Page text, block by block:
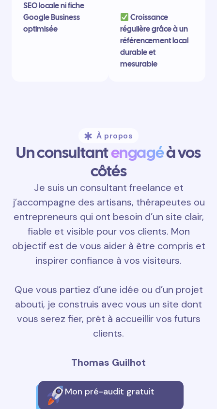
SEO locale ni fiche
Google Business
optimisée
Croissance
régulière grâce à un
référencement local
durable et
mesurable
À propos
Un consultantengagéà vos
côtés
Je suis un consultant freelance et
j’accompagne des artisans, thérapeutes ou
entrepreneurs qui ont besoin d’un site clair,
fiable et visible pour vos clients. Mon
objectif est de vous aider à être compris et
inspirer confiance à vos visiteurs.
Que vous partiez d’une idée ou d’un projet
abouti, je construis avec vous un site dont
vous serez fier, prêt à accueillir vos futurs
clients.
Thomas Guilhot
Mon pré-audit gratuit